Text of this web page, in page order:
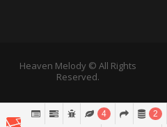
Heaven Melody © All Rights
Reserved.
4 2